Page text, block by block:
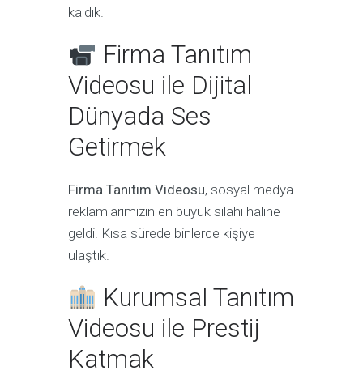
kaldık.
Firma Tanıtım
Videosu ile Dijital
Dünyada Ses
Getirmek
Firma Tanıtım Videosu, sosyal medya
reklamlarımızın en büyük silahı haline
geldi. Kısa sürede binlerce kişiye
ulaştık.
Kurumsal Tanıtım
Videosu ile Prestij
Katmak